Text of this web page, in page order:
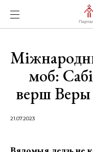
моб:
верш Веры
21.07.2023